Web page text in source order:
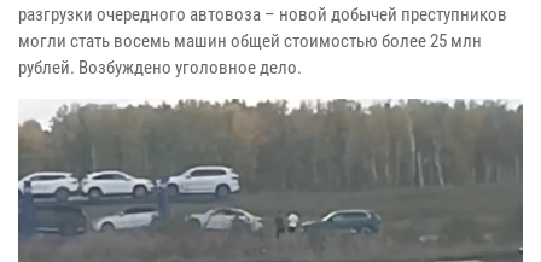
разгрузки очередного автовоза – новой добычей преступников
могли стать восемь машин общей стоимостью более 25 млн
рублей. Возбуждено уголовное дело.